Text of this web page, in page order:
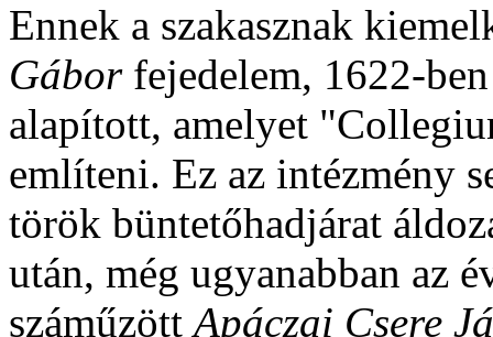
Ennek a szakasznak
Gábor fejedelem, 1622-
alapított, amelyet
említeni. Ez az intézmény
török büntetőhadjárat
után, még ugyanabban az
száműzöttApáczai Csere